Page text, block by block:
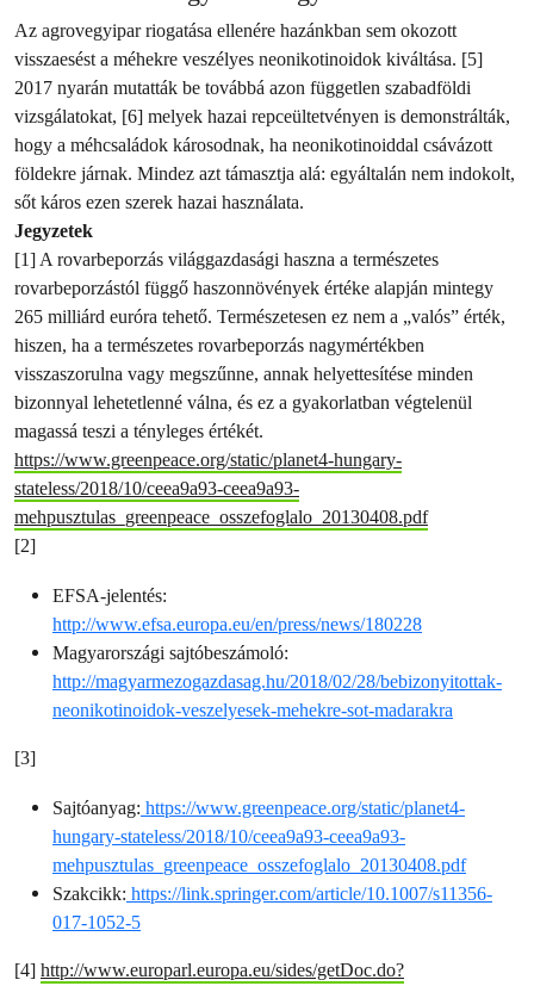
Az agrovegyipar riogatása ellenére hazánkban sem okozott
visszaesést a méhekre veszélyes neonikotinoidok kiváltása. [5]
2017 nyarán mutatták be továbbá azon független szabadföldi
vizsgálatokat, [6] melyek hazai repceültetvényen is demonstrálták,
hogy a méhcsaládok károsodnak, ha neonikotinoiddal csávázott
földekre járnak. Mindez azt támasztja alá: egyáltalán nem indokolt,
sőt káros ezen szerek hazai használata.
Jegyzetek
[1] A rovarbeporzás világgazdasági haszna a természetes
rovarbeporzástól függő haszonnövények értéke alapján mintegy
265 milliárd euróra tehető. Természetesen ez nem a „valós” érték,
hiszen, ha a természetes rovarbeporzás nagymértékben
visszaszorulna vagy megszűnne, annak helyettesítése minden
bizonnyal lehetetlenné válna, és ez a gyakorlatban végtelenül
magassá teszi a tényleges értékét.
https://www.greenpeace.org/static/planet4-hungary-
stateless/2018/10/ceea9a93-ceea9a93-
mehpusztulas_greenpeace_osszefoglalo_20130408.pdf
[2]
EFSA-jelentés:
http://www.efsa.europa.eu/en/press/news/180228
Magyarországi sajtóbeszámoló:
http://magyarmezogazdasag.hu/2018/02/28/bebizonyitottak-
neonikotinoidok-veszelyesek-mehekre-sot-madarakra
[3]
Sajtóanyag: https://www.greenpeace.org/static/planet4-
hungary-stateless/2018/10/ceea9a93-ceea9a93-
mehpusztulas_greenpeace_osszefoglalo_20130408.pdf
Szakcikk: https://link.springer.com/article/10.1007/s11356-
017-1052-5
[4] http://www.europarl.europa.eu/sides/getDoc.do?